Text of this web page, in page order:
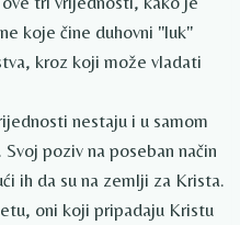
koje čine duhovni "luk"
kroz koji može vladati
nestaju i u samom
poziv na poseban način
ih da su na zemlji za Krista.
oni koji pripadaju Kristu